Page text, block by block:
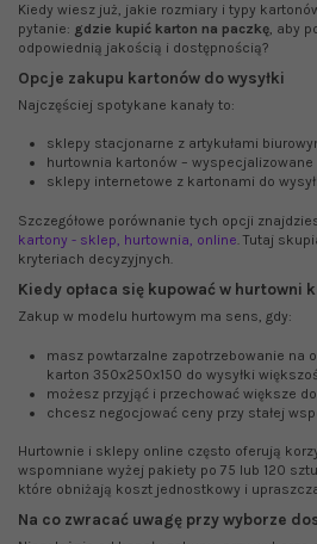
Kiedy wiesz już, jakie rozmiary i typy
pytanie: gdzie kupić karton na paczkę, aby
odpowiednią jakością i dostępnością?
Opcje zakupu kartonów do wysyłki
Najczęściej spotykane kanały to:
sklepy stacjonarne z artykułami
hurtownia kartonów –
sklepy internetowe z kartonami do
Szczegółowe porównanie tych opcji
kartony - sklep, hurtownia, online. Tutaj
kryteriach decyzyjnych.
Kiedy opłaca się kupować w hurtowni
Zakup w modelu hurtowym ma sens, gdy:
masz powtarzalne zapotrzebowanie na
karton 350x250x150 do wysyłki
możesz przyjąć i przechować większe
chcesz negocjować ceny przy stałej
Hurtownie i sklepy online często oferują
wspomniane wyżej pakiety po 75 lub 120
które obniżają koszt jednostkowy i
Na co zwracać uwagę przy wyborze